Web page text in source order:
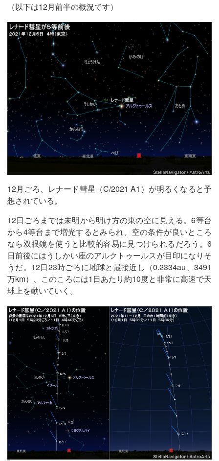
（以下は12月前半の概況です）
12月ごろ、レナード彗星（C/2021 A1）が明るくなると予
想されている。
12日ごろまでは未明から明け方の東の空に見える。6等台
から4等台まで増光するとみられ、空の条件が良いところ
なら双眼鏡を使うと比較的容易に見つけられるだろう。6
日前後にはうしかい座のアルクトゥールスが目印になりそ
うだ。12日23時ごろに地球と最接近し（0.2334au、3491
万km）、このころには1日あたり約10度と非常に高速で天
球上を動いていく。